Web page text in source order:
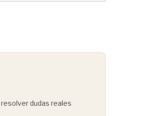
dudas reales